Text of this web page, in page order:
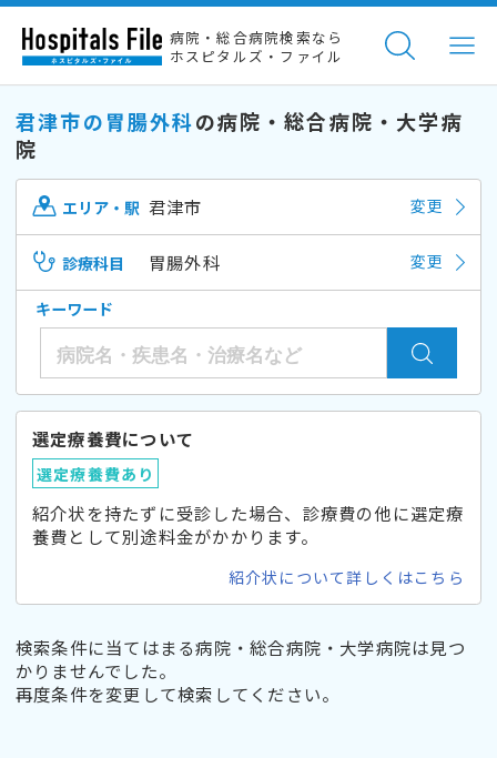
病院・総合病院検索なら
ホスピタルズ・ファイル
君津市の胃腸外科の病院・総合病院・大学病
院
エリア・駅 君津市 変更
診療科目 胃腸外科 変更
キーワード
選定療養費について
選定療養費あり
紹介状を持たずに受診した場合、診療費の他に選定療
養費として別途料金がかかります。
紹介状について詳しくはこちら
検索条件に当てはまる病院・総合病院・大学病院は見つ
かりませんでした。
再度条件を変更して検索してください。